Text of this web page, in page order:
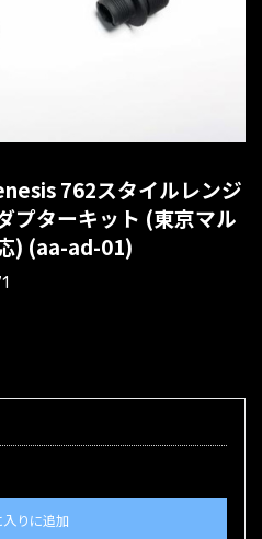
762スタイルレンジ
プターキット (東京マル
) (aa-ad-01)
りに追加